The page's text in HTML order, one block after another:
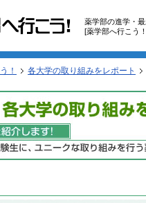
薬学部の進学・
[薬学部へ行こう
！ 各大学の取り組みをレポート